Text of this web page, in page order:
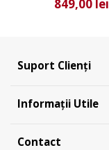
849,00 lei
Suport Clienți
Informații Utile
Contact